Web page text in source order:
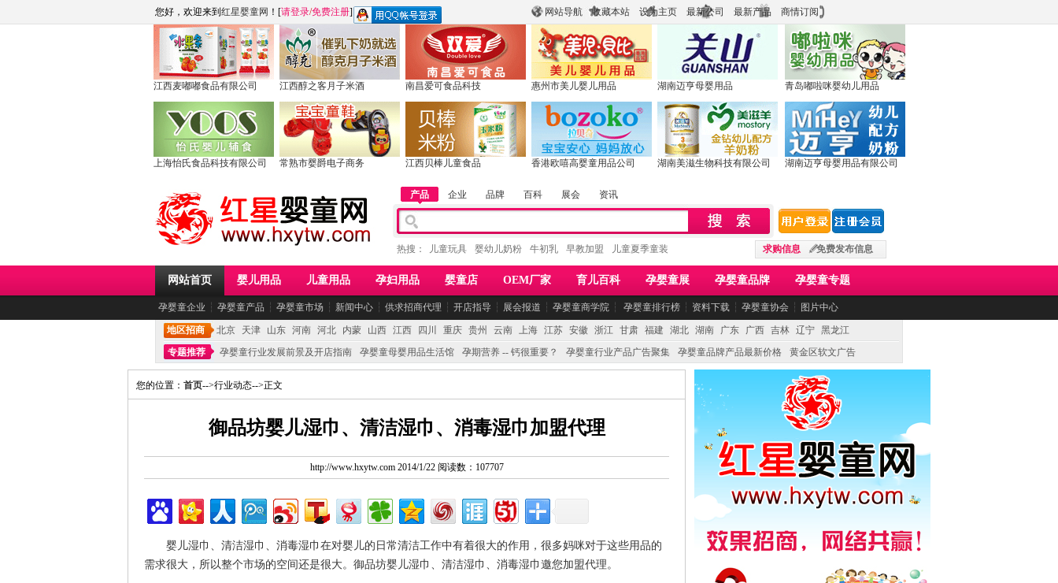
网站导航 收藏本站 设为主页 最新公司 最新产品 商情订阅
您好，欢迎来到 红星婴童网 ！[请登录/免费注册]
江西麦嘟嘟食品有限公司 江西醇之客月子米酒 南昌爱可食品科技 惠州市美儿婴儿用品 湖南迈亨母婴用品 青岛嘟啦咪婴幼儿用品
上海怡氏食品科技有限公司 常熟市婴爵电子商务 江西贝棒儿童食品 香港欧嘻高婴童用品公司 湖南美滋生物科技有限公司 湖南迈亨母婴用品有限公司
产品 企业 品牌 百科 展会 资讯
求购信息 免费发布信息
热搜： 儿童玩具 婴幼儿奶粉 牛初乳 早教加盟 儿童夏季童装
网站首页 婴儿用品 儿童用品 孕妇用品 婴童店 OEM厂家 育儿百科 孕婴童展 孕婴童品牌 孕婴童专题
孕婴童企业 ┆ 孕婴童产品 ┆ 孕婴童市场 ┆ 新闻中心 ┆ 供求招商代理 ┆ 开店指导 ┆ 展会报道 ┆ 孕婴童商学院 ┆ 孕婴童排行榜 ┆ 资料下载 ┆ 孕婴童协会 ┆ 图片中心
地区招商 北京 天津 山东 河南 河北 内蒙 山西 江西 四川 重庆 贵州 云南 上海 江苏 安徽 浙江 甘肃 福建 湖北 湖南 广东 广西 吉林 辽宁 黑龙江
专题推荐
孕婴童行业发展前景及开店指南 孕婴童母婴用品生活馆 孕期营养 -- 钙很重要？ 孕婴童行业产品广告聚集 孕婴童品牌产品最新价格 黄金区软文广告
您的位置： 首页-->行业动态-->正文
御品坊婴儿湿巾、清洁湿巾、消毒湿巾加盟代理
http://www.hxytw.com 2014/1/22 阅读数：107707
婴儿湿巾、清洁湿巾、消毒湿巾在对婴儿的日常清洁工作中有着很大的作用，很多妈咪对于这些用品的
需求很大，所以整个市场的空间还是很大。御品坊婴儿湿巾、清洁湿巾、消毒湿巾邀您加盟代理。